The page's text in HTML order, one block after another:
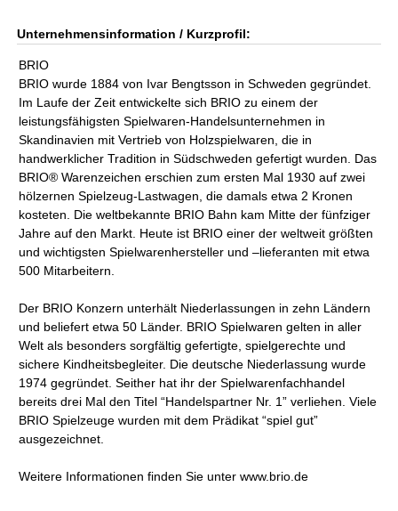
Unternehmensinformation / Kurzprofil:
BRIO
BRIO wurde 1884 von Ivar Bengtsson in Schweden gegründet.
Im Laufe der Zeit entwickelte sich BRIO zu einem der
leistungsfähigsten Spielwaren-Handelsunternehmen in
Skandinavien mit Vertrieb von Holzspielwaren, die in
handwerklicher Tradition in Südschweden gefertigt wurden. Das
BRIO® Warenzeichen erschien zum ersten Mal 1930 auf zwei
hölzernen Spielzeug-Lastwagen, die damals etwa 2 Kronen
kosteten. Die weltbekannte BRIO Bahn kam Mitte der fünfziger
Jahre auf den Markt. Heute ist BRIO einer der weltweit größten
und wichtigsten Spielwarenhersteller und –lieferanten mit etwa
500 Mitarbeitern.
Der BRIO Konzern unterhält Niederlassungen in zehn Ländern
und beliefert etwa 50 Länder. BRIO Spielwaren gelten in aller
Welt als besonders sorgfältig gefertigte, spielgerechte und
sichere Kindheitsbegleiter. Die deutsche Niederlassung wurde
1974 gegründet. Seither hat ihr der Spielwarenfachhandel
bereits drei Mal den Titel “Handelspartner Nr. 1” verliehen. Viele
BRIO Spielzeuge wurden mit dem Prädikat “spiel gut”
ausgezeichnet.
Weitere Informationen finden Sie unter www.brio.de